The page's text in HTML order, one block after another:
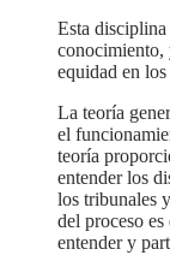
Esta disciplina se enriquece con aportes de distintas áreas del
conocimiento,
equidad en
la teoría general del proceso es fundamental para comprender
el
teoría
entender los
los tribunales
del proceso
entender y